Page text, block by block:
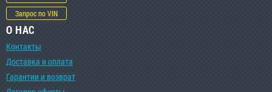
Запрос по VIN
О НАС
Контакты
Доставка и оплата
Гарантии и возврат